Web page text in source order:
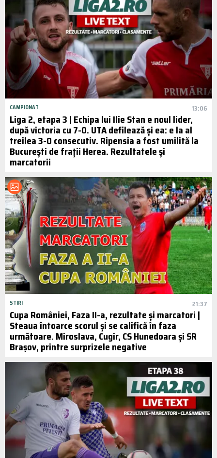
CAMPIONAT 13:06
Liga 2, etapa 3 | Echipa lui Ilie Stan e noul lider,
după victoria cu 7-0. UTA defilează și ea: e la al
treilea 3-0 consecutiv. Ripensia a fost umilită la
București de frații Herea. Rezultatele și
marcatorii
STIRI 21:37
Cupa României, Faza II-a, rezultate și marcatori |
Steaua întoarce scorul și se califică în faza
următoare. Miroslava, Cugir, CS Hunedoara și SR
Brașov, printre surprizele negative